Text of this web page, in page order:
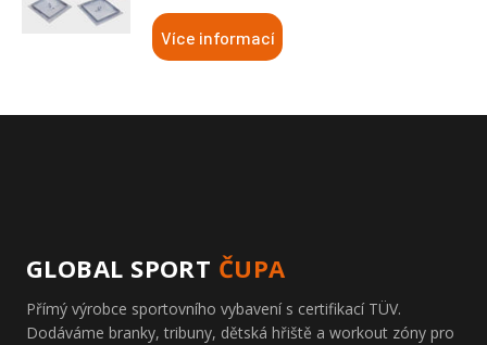
Více informací
GLOBAL SPORT ČUPA
Přímý výrobce sportovního vybavení s certifikací TÜV.
Dodáváme branky, tribuny, dětská hřiště a workout zóny pro